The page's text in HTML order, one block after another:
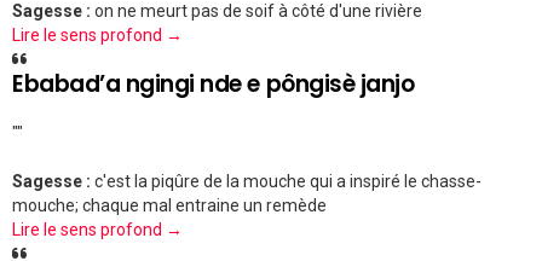
Sagesse : on ne meurt pas de soif à côté d'une rivière
Lire le sens profond →
Ebabad’a ngingi nde e pôngisè janjo
""
Sagesse : c'est la piqûre de la mouche qui a inspiré le chasse-
mouche; chaque mal entraine un remède
Lire le sens profond →